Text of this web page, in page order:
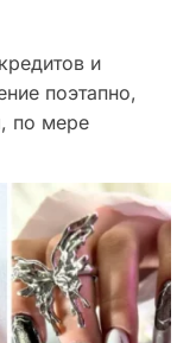
и
поэтапно,
, по мере